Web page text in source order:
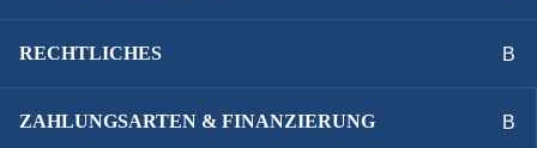
RECHTLICHES
ZAHLUNGSARTEN & FINANZIERUNG